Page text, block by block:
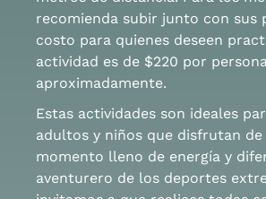
recomienda subir junto con sus
costo para quienes deseen
actividad es de $220 por
aproximadamente.
Estas actividades son ideales
adultos y niños que disfrutan de
momento lleno de energía y
aventurero de los deportes